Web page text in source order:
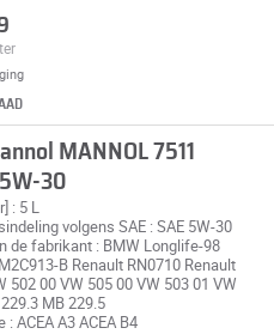
MANNOL 7511
30
: 5 L
volgens SAE : SAE 5W-30
de fabrikant : BMW Longlife-98
B Renault RN0710 Renault
502 00 VW 505 00 VW 503 01 VW
MB 229.5
ACEA A3 ACEA B4